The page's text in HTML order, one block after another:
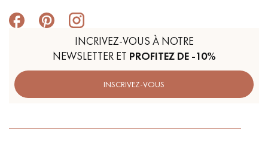
INCRIVEZ-VOUS À NOTRE
NEWSLETTER ET PROFITEZ DE -10%
INSCRIVEZ-VOUS